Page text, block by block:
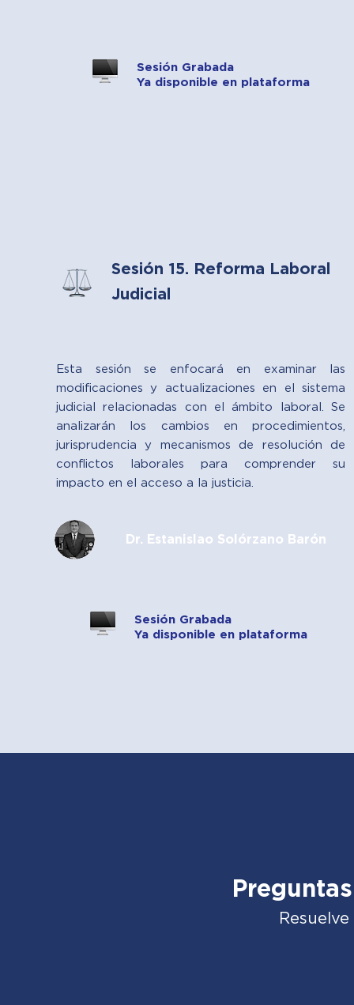
Sesión Grabada
Ya disponible en plataforma
Sesión 15. Reforma Laboral
Judicial
Esta sesión se enfocará en examinar las
modificaciones y actualizaciones en el sistema
judicial relacionadas con el ámbito laboral. Se
analizarán los cambios en procedimientos,
jurisprudencia y mecanismos de resolución de
conflictos laborales para comprender su
impacto en el acceso a la justicia.
Dr. Estanislao Solórzano Barón
Sesión Grabada
Ya disponible en plataforma
Resuelve